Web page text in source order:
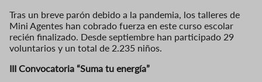
Tras un breve parón debido a la pandemia, los talleres de
Mini Agentes han cobrado fuerza en este curso escolar
recién finalizado. Desde septiembre han participado 29
voluntarios y un total de 2.235 niños.
III Convocatoria “Suma tu energía”